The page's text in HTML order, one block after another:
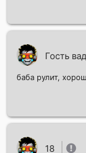
Гость
баба рулит,
18